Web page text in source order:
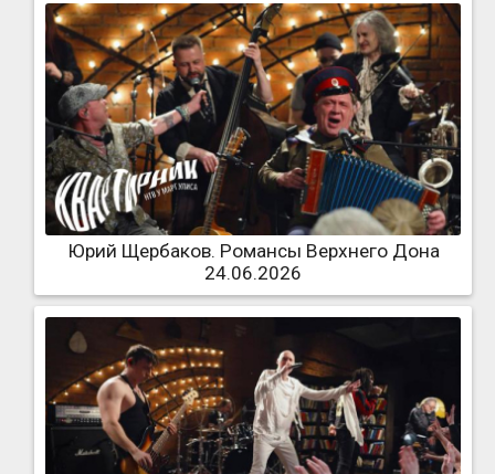
Юрий Щербаков. Романсы Верхнего Дона
24.06.2026